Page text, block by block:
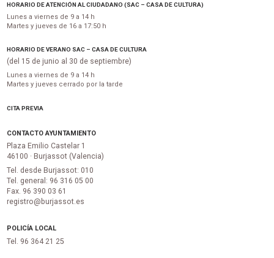
HORARIO DE ATENCIÓN AL CIUDADANO (SAC – CASA DE CULTURA)
Lunes a viernes de 9 a 14 h
Martes y jueves de 16 a 17:50 h
HORARIO DE VERANO SAC – CASA DE CULTURA
(del 15 de junio al 30 de septiembre)
Lunes a viernes de 9 a 14 h
Martes y jueves cerrado por la tarde
CITA PREVIA
CONTACTO AYUNTAMIENTO
Plaza Emilio Castelar 1
46100 · Burjassot (Valencia)
Tel. desde Burjassot: 010
Tel. general: 96 316 05 00
Fax. 96 390 03 61
registro@burjassot.es
POLICÍA LOCAL
Tel. 96 364 21 25